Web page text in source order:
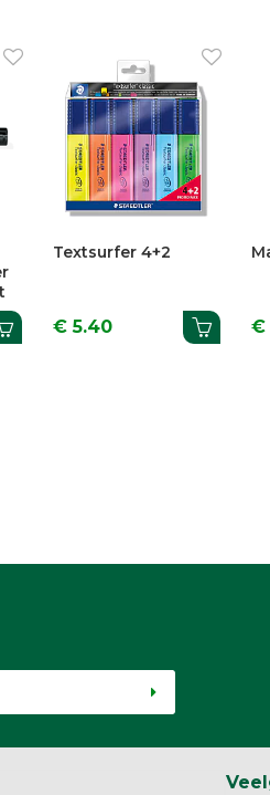
Lumocolor
€ 1.98 €